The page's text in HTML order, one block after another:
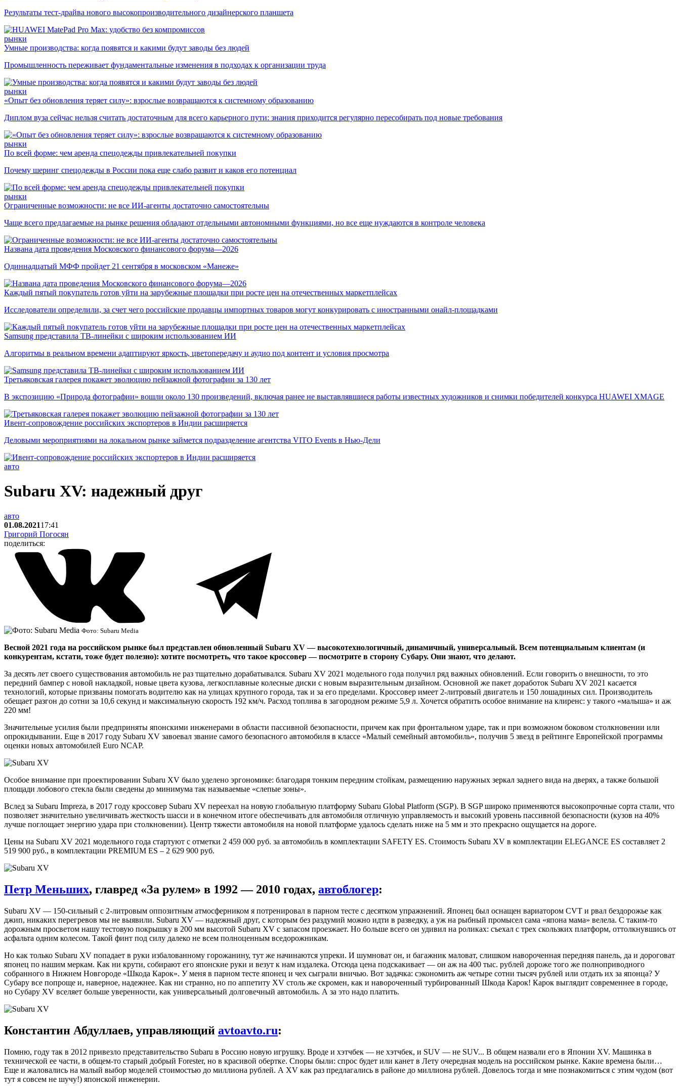
Результаты тест-драйва нового высокопроизводительного дизайнерского планшета
рынки
Умные производства: когда появятся и какими будут заводы без людей
Промышленность переживает фундаментальные изменения в подходах к организации труда
рынки
«Опыт без обновления теряет силу»: взрослые возвращаются к системному образованию
Диплом вуза сейчас нельзя считать достаточным для всего карьерного пути: знания приходится регулярно пересобирать под новые требования
рынки
По всей форме: чем аренда спецодежды привлекательней покупки
Почему шеринг спецодежды в России пока еще слабо развит и каков его потенциал
рынки
Ограниченные возможности: не все ИИ-агенты достаточно самостоятельны
Чаще всего предлагаемые на рынке решения обладают отдельными автономными функциями, но все еще нуждаются в контроле человека
Названа дата проведения Московского финансового форума—2026
Одиннадцатый МФФ пройдет 21 сентября в московском «Манеже»
Каждый пятый покупатель готов уйти на зарубежные площадки при росте цен на отечественных маркетплейсах
Исследователи определили, за счет чего российские продавцы импортных товаров могут конкурировать с иностранными онайл-площадками
Samsung представила ТВ-линейки с широким использованием ИИ
Алгоритмы в реальном времени адаптируют яркость, цветопередачу и аудио под контент и условия просмотра
Третьяковская галерея покажет эволюцию пейзажной фотографии за 130 лет
В экспозицию «Природа фотографии» вошли около 130 произведений, включая ранее не выставлявшиеся работы известных художников и снимки победителей конкурса HUAWEI XMAGE
Ивент-сопровождение российских экспортеров в Индии расширяется
Деловыми мероприятиями на локальном рынке займется подразделение агентства VITO Events в Нью-Дели
авто
Subaru XV: надежный друг
авто
01.08.202117:41
Григорий Погосян
поделиться:
Фото: Subaru Media
Весной 2021 года на российском рынке был представлен обновленный Subaru XV — высокотехнологичный, динамичный, универсальный. Всем потенциальным клиентам (и
конкурентам, кстати, тоже будет полезно): хотите посмотреть, что такое кроссовер — посмотрите в сторону Субару. Они знают, что делают.
За десять лет своего существования автомобиль не раз тщательно дорабатывался. Subaru XV 2021 модельного года получил ряд важных обновлений. Если говорить о внешности, то это
передний бампер с новой накладкой, новые цвета кузова, легкосплавные колесные диски с новым выразительным дизайном. Основной же пакет доработок Subaru XV 2021 касается
технологий, которые призваны помогать водителю как на улицах крупного города, так и за его пределами. Кроссовер имеет 2-литровый двигатель и 150 лошадиных сил. Производитель
обещает разгон до сотни за 10,6 секунд и максимальную скорость 192 км/ч. Расход топлива в загородном режиме 5,9 л. Хочется обратить особое внимание на клиренс: у такого «малыша» и аж
220 мм!
Значительные усилия были предприняты японскими инженерами в области пассивной безопасности, причем как при фронтальном ударе, так и при возможном боковом столкновении или
опрокидывании. Еще в 2017 году Subaru XV завоевал звание самого безопасного автомобиля в классе «Малый семейный автомобиль», получив 5 звезд в рейтинге Европейской программы
оценки новых автомобилей Euro NCAP.
Особое внимание при проектировании Subaru XV было уделено эргономике: благодаря тонким передним стойкам, размещению наружных зеркал заднего вида на дверях, а также большой
площади лобового стекла были сведены до минимума так называемые «слепые зоны».
Вслед за Subaru Impreza, в 2017 году кроссовер Subaru XV переехал на новую глобальную платформу Subaru Global Platform (SGP). В SGP широко применяются высокопрочные сорта стали, что
позволяет значительно увеличивать жесткость шасси и в конечном итоге обеспечивать для автомобиля отличную управляемость и высокий уровень пассивной безопасности (кузов на 40%
лучше поглощает энергию удара при столкновении). Центр тяжести автомобиля на новой платформе удалось сделать ниже на 5 мм и это прекрасно ощущается на дороге.
Цены на Subaru XV 2021 модельного года стартуют с отметки 2 459 000 руб. за автомобиль в комплектации SAFETY ES. Стоимость Subaru XV в комплектации ELEGANCE ES составляет 2
519 900 руб., в комплектации PREMIUM ES – 2 629 900 руб.
Петр Меньших, главред «За рулем» в 1992 — 2010 годах, автоблогер:
Subaru XV — 150-сильный с 2-литровым оппозитным атмосферником я потренировал в парном тесте с десятком упражнений. Японец был оснащен вариатором CVT и рвал бездорожье как
джип, никаких перегревов мы не выявили. Subaru XV — надежный друг, с которым без раздумий можно идти в разведку, а уж на рыбный промысел сама «япона мама» велела. С таким-то
дорожным просветом нашу тестовую покрышку в 200 мм высотой Subaru XV с запасом проезжает. Но больше всего он удивил на роликах: съехал с трех скользких платформ, оттолкнувшись от
асфальта одним колесом. Такой финт под силу далеко не всем полноценным вседорожникам.
Но как только Subaru XV попадает в руки избалованному горожанину, тут же начинаются упреки. И шумноват он, и багажник маловат, слишком навороченная передняя панель, да и дороговат
японец по нашим меркам. Как ни крути, собирают его японские руки и везут к нам издалека. Отсюда цена подскакивает — он аж на 400 тыс. рублей дороже того же полноприводного
собранного в Нижнем Новгороде «Шкода Карок». У меня в парном тесте японец и чех сыграли вничью. Вот задачка: сэкономить аж четыре сотни тысяч рублей или отдать их за японца? У
Субару все попроще и, наверное, надежнее. Как ни странно, но по аппетиту XV столь же скромен, как и навороченный турбированный Шкода Карок! Карок выглядит современнее в городе,
но Субару XV вселяет больше уверенности, как универсальный долговечный автомобиль. А за это надо платить.
Константин Абдуллаев, управляющий avtoavto.ru:
Помню, году так в 2012 привезло представительство Subaru в Россию новую игрушку. Вроде и хэтчбек — не хэтчбек, и SUV — не SUV... В общем назвали его в Японии XV. Машинка в
технической ее части, в общем-то старый добрый Forester, но в красивой обертке. Споры были: спрос будет или канет в Лету очередная модель на российском рынке. Какие времена были…
Еще и жаловались на малый выбор моделей стоимостью до миллиона рублей. А XV как раз предлагались в районе до миллиона рублей. Довелось тогда и мне познакомиться с этим чудом (вот
тут я совсем не шучу!) японской инженерии.